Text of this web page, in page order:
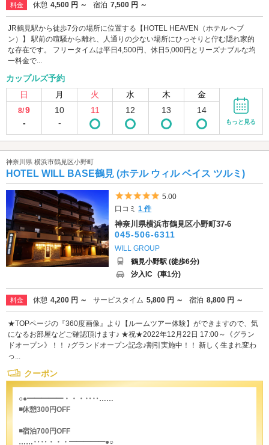
料金 休憩 4,500 円 ～ 宿泊 7,500 円 ～
JR鶴見駅から徒歩7分の場所に位置する【HOTEL HEAVEN（ホテル ヘブ
ン）】 駅前の喧騒から離れ、人通りの少ない場所にひっそりと佇む隠れ家的
な存在です。 フリータイムは平日4,500円、休日5,000円とリーズナブルな均
一料金で...
カップルズ予約
日
月 火 水 木 金
8/9
-
10
-
11 12 13 14
もっと見る
神奈川県 横浜市鶴見区小野町
HOTEL WILL BASE鶴見 (ホテル ウィル ベイス ツルミ)
5つ星のうち5
5.00
口コミ1 件
神奈川県横浜市鶴見区小野町37-6
045-506-6311
WILL GROUP
鶴見小野駅 (徒歩6分)
汐入IC (車1分)
料金 休憩 4,200 円 ～ サービスタイム 5,800 円 ～ 宿泊 8,800 円 ～
★TOPページの『360度画像』より【ルームツアー体験】ができますので、気
になるお部屋などご確認頂けます♪ ★祝★2022年12月22日 17:00～《グラン
ドオープン》！！ ♪グランドオープン記念♪割引実施中！！ 新しく生まれ変わ
っ...
クーポン
○●━━━━━・・・‥‥……
◾️休憩300円OFF
◾️宿泊700円OFF
……‥‥・・・━━━━━●○